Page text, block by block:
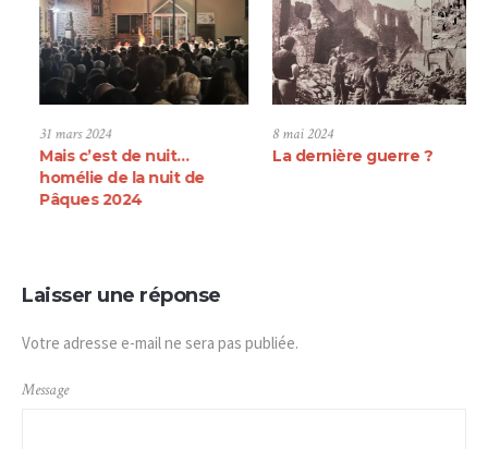
2023
joie de servir
31 mars 2024
Mais c’est de nuit…
Laisser une réponse
Votre adresse e-mail ne sera pas publiée.
Message